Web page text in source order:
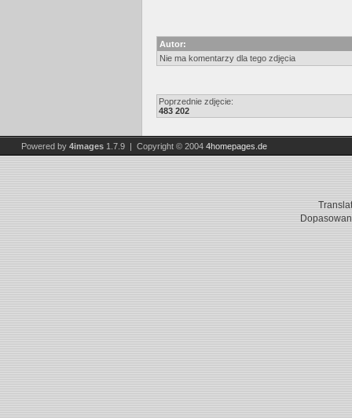
Autor:
Nie ma komentarzy dla tego zdjęcia
Poprzednie zdjęcie:
483 202
Powered by 4images 1.7.9 | Copyright © 2004 4homepages.de